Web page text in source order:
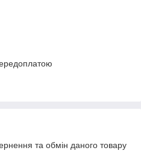
та обмін даного товару